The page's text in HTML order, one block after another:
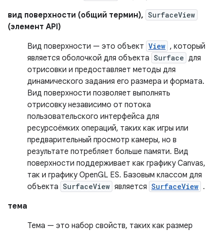
вид поверхности (общий термин), SurfaceView
(элемент API)
Вид поверхности — это объект View , который
является оболочкой для объекта Surface для
отрисовки и предоставляет методы для
динамического задания его размера и формата.
Вид поверхности позволяет выполнять
отрисовку независимо от потока
пользовательского интерфейса для
ресурсоёмких операций, таких как игры или
предварительный просмотр камеры, но в
результате потребляет больше памяти. Вид
поверхности поддерживает как графику Canvas,
так и графику OpenGL ES. Базовым классом для
объекта SurfaceView является SurfaceView .
тема
Тема — это набор свойств, таких как размер